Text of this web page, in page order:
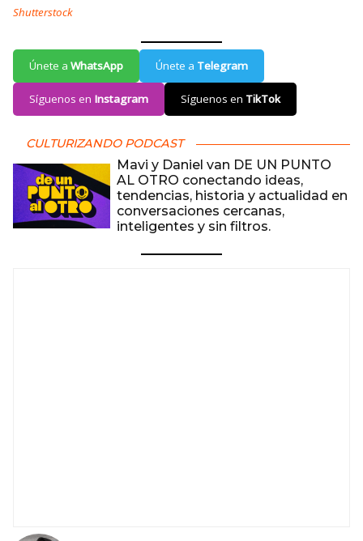
Shutterstock
Únete a WhatsApp Únete a Telegram
Síguenos en Instagram Síguenos en TikTok
CULTURIZANDO PODCAST
Mavi y Daniel van DE UN PUNTO
AL OTRO conectando ideas,
tendencias, historia y actualidad en
conversaciones cercanas,
inteligentes y sin filtros.